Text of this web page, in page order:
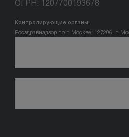
ОГРН: 1207700193678
Контролирующие органы:
Росздравнадзор по г. Москве: 127206, г.